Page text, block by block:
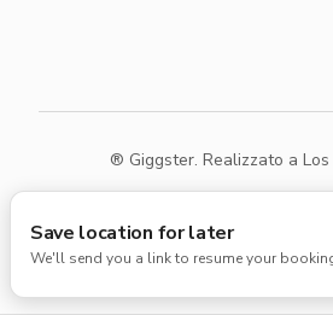
Save location for later
We'll send you a link to resume your
® Giggster. Realizzato a